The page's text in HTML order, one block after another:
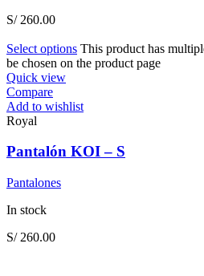
S/260.00
Select options This product has
be chosen on the product page
Quick view
Compare
Add to wishlist
Royal
Pantalón KOI – S
Pantalones
In stock
S/260.00